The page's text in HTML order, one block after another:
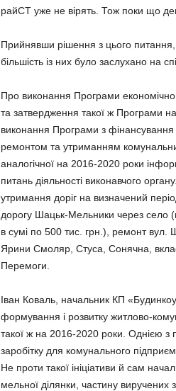
райСТ уже не вірять. Тож поки що
Прийнявши рішення з цього
більшість із них було заслухано на
Про виконання Програми
та затвердження такої ж Програми
виконання Програми з фінансування
ремонтом та утриман­ням
аналогічної на 2016-2020 роки
питань діяльності виконавчого
утримання доріг на визначений
дорогу Ша­цьк-Мельники через село
в сумі по 500 тис. грн.), ремонт вул.
Яри­ни Смоляр, Сту­са, Сонячна,
Пере­моги.
Іван Коваль, начальник КП
формування і розвитку жит­лово-
такої ж на 2016-2020 роки. Однією з
заробітку для комунального
Не проти такої ініціативи й сам
ме­льної ділянки, частину виру­чених